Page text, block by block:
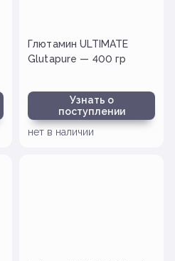
Глютамин ULTIMATE
Glutapure — 400 гр
Узнать о
поступлении
нет в наличии